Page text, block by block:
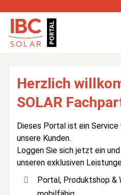
Herzlich
SOLAR
Dieses Portal ist ein Service
unsere Kunden.
Loggen Sie sich jetzt ein
unseren exklusiven
Portal, Produktshop &